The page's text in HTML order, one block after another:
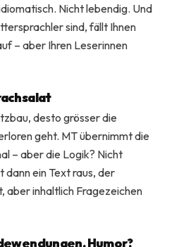
Nicht lebendig. Und
sind, fällt Ihnen
– aber Ihren Leserinnen
desto grösser die
geht. MT übernimmt die
– aber die Logik? Nicht
dann ein Text raus, der
aber inhaltlich Fragezeichen
Humor?